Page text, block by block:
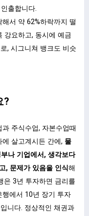
출합니다.
서 약 62%하락까지 떨
강요하고, 동시에 예금
, 시그니쳐 뱅크도 비슷
?
주식수업, 자본수업때
살고계시든 간에, 물
나 기업에서, 생각보다
, 문제가 있음을 인식해
은 3년 투자하면 금리를
행에서 10년 장기 투자
니다. 정상적인 채권과